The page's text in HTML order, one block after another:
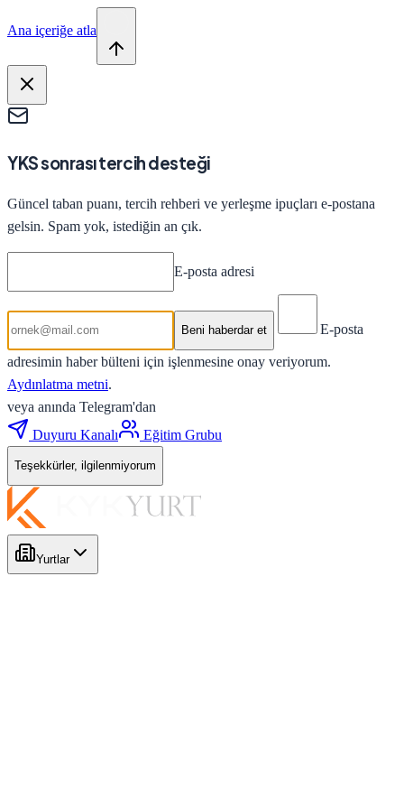
Ana içeriğe atla
YKS sonrası tercih desteği
Güncel taban puanı, tercih rehberi ve yerleşme ipuçları e-postana
gelsin. Spam yok, istediğin an çık.
E-posta adresi
Beni haberdar et E-posta
adresimin haber bülteni için işlenmesine onay veriyorum.
Aydınlatma metni.
veya anında Telegram'dan
Duyuru Kanalı
Eğitim Grubu
Teşekkürler, ilgilenmiyorum
Yurtlar